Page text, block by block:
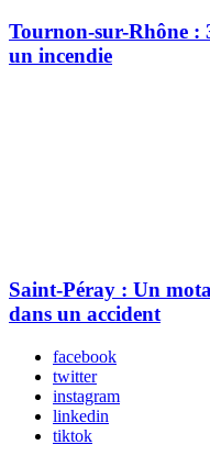
Tournon-sur-Rhône :
un incendie
Saint-Péray : Un
dans un accident
facebook
twitter
instagram
linkedin
tiktok